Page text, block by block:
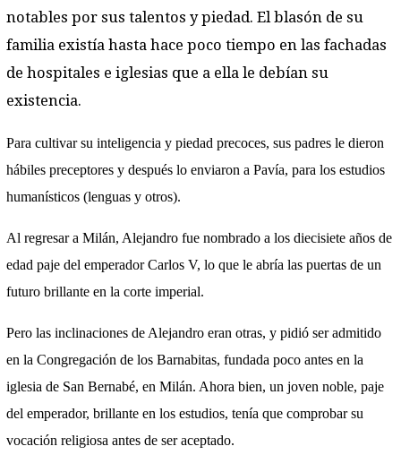
notables por sus talentos y piedad. El blasón de su
familia existía hasta hace poco tiempo en las fachadas
de hospitales e iglesias que a ella le debían su
existencia.
Para cultivar su inteligencia y piedad precoces, sus padres le dieron
hábiles preceptores y después lo enviaron a Pavía, para los estudios
humanísticos (lenguas y otros).
Al regresar a Milán, Alejandro fue nombrado a los diecisiete años de
edad paje del emperador Carlos V, lo que le abría las puertas de un
futuro brillante en la corte imperial.
Pero las inclinaciones de Alejandro eran otras, y pidió ser admitido
en la Congregación de los Barnabitas, fundada poco antes en la
iglesia de San Bernabé, en Milán. Ahora bien, un joven noble, paje
del emperador, brillante en los estudios, tenía que comprobar su
vocación religiosa antes de ser aceptado.